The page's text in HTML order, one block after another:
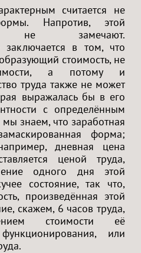
считается не
Напротив, этой
не замечают.
заключается в том, что
стоимость, не
а потому и
труда также не может
выражалась бы в его
с определённым
знаем, что заработная
форма;
дневная цена
ценой труда,
одного дня этой
состояние, так что,
произведённая этой
скажем, 6 часов труда,
стоимости её
или